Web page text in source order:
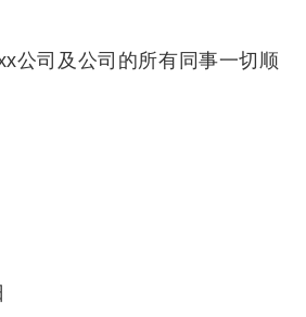
公司及公司的所有同事一切顺